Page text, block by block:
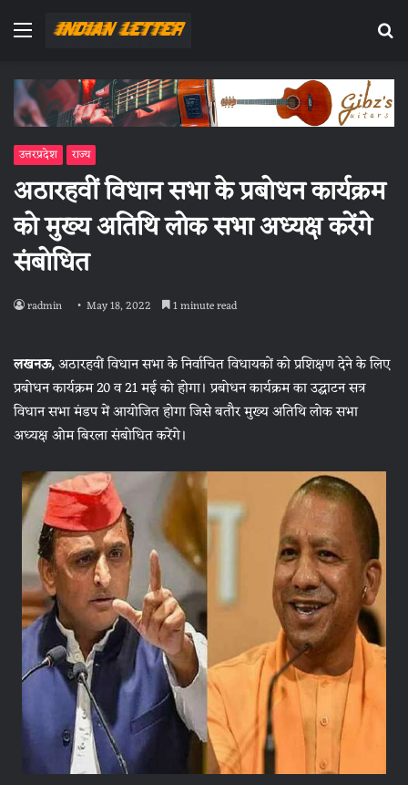
Menu
उत्तरप्रदेश राज्य
अठारहवीं विधान सभा के प्रबोधन कार्यक्रम
को मुख्य अतिथि लोक सभा अध्यक्ष करेंगे
संबोधित
radmin May 18, 2022 1 minute read
लखनऊ,अठारहवीं विधान सभा के निर्वाचित विधायकों को प्रशिक्षण देने के लिए
प्रबोधन कार्यक्रम 20 व 21 मई को होगा। प्रबोधन कार्यक्रम का उद्घाटन सत्र
विधान सभा मंडप में आयोजित होगा जिसे बतौर मुख्य अतिथि लोक सभा
अध्यक्ष ओम बिरला संबोधित करेंगे।